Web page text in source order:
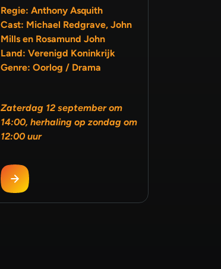
Regie: Anthony Asquith
Cast: Michael Redgrave, John
Mills en Rosamund John
Land: Verenigd Koninkrijk
Genre: Oorlog / Drama
Zaterdag 12 september om
14:00, herhaling op zondag om
12:00 uur